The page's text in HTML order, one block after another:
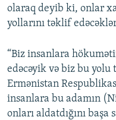
olaraq deyib ki, onlar
yollarını təklif
“Biz insanlara
edəcəyik və biz bu
Ermənistan
insanlara bu adamın
onları aldatdığını